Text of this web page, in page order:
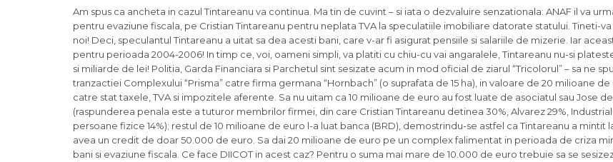
Am spus ca ancheta in cazul Tintareanu va continua. Ma tin de cuvint – si iata o dezvaluire senzationala: ANAF il va
pentru evaziune fiscala, pe Cristian Tintareanu pentru neplata TVA la speculatiile imobiliare datorate statului. Tineti-va
noi! Deci, speculantul Tintareanu a uitat sa dea acesti bani, care v-ar fi asigurat pensiile si salariile de mizerie. Iar
pentru perioada 2004-2006! In timp ce, voi, oameni simpli, va platiti cu chiu-cu vai angaralele, Tintareanu nu-si
si miliarde de lei! Politia, Garda Financiara si Parchetul sint sesizate acum in mod oficial de ziarul “Tricolorul” – sa ne
tranzactiei Complexului “Prisma” catre firma germana “Hornbach” (o suprafata de 15 ha), in valoare de 20 milioane
catre stat taxele, TVA si impozitele aferente. Sa nu uitam ca 10 milioane de euro au fost luate de asociatul sau Jose
(raspunderea penala este a tuturor membrilor firmei, din care Cristian Tintareanu detinea 30%, Alvarez 29%,
persoane fizice 14%); restul de 10 milioane de euro l-a luat banca (BRD), demostrindu-se astfel ca Tintareanu a mintit
avea un credit de doar 50.000 de euro. Sa dai 20 milioane de euro pe un complex falimentat in perioada de criza
bani si evaziune fiscala. Ce face DIICOT in acest caz? Pentru o suma mai mare de 10.000 de euro trebuie sa se